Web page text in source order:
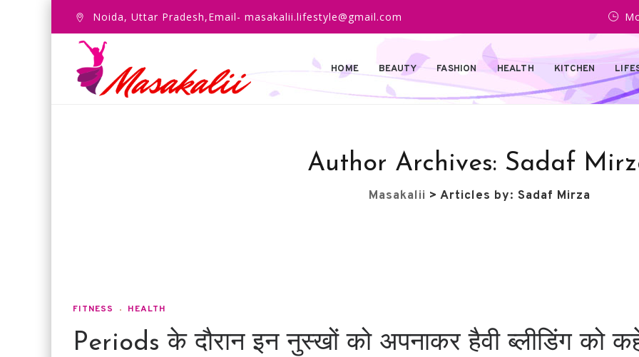
Noida, Uttar Pradesh,Email- masakalii.lifestyle@gmail.com
HOME BEAUTY FASHION HEALTH KITCHEN
Author Archives: Sadaf
Masakalii > Articles by: Sadaf Mirza
FITNESS HEALTH
Periods के दौरान इन नुस्खों को अपनाकर हैवी ब्लीडिंग को